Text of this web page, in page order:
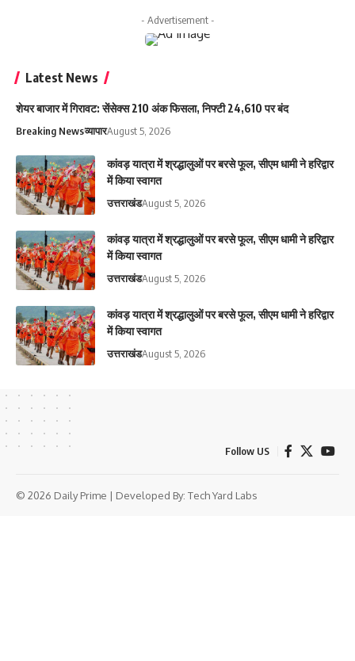
- Advertisement -
Latest News
शेयर बाजार में गिरावट: सेंसेक्स 210 अंक फिसला, निफ्टी 24,610 पर बंद
Breaking Newsव्यापारAugust 5, 2026
कांवड़ यात्रा में श्रद्धालुओं पर बरसे फूल, सीएम धामी ने हरिद्वार
में किया स्वागत
उत्तराखंडAugust 5, 2026
कांवड़ यात्रा में श्रद्धालुओं पर बरसे फूल, सीएम धामी ने हरिद्वार
में किया स्वागत
उत्तराखंडAugust 5, 2026
कांवड़ यात्रा में श्रद्धालुओं पर बरसे फूल, सीएम धामी ने हरिद्वार
में किया स्वागत
उत्तराखंडAugust 5, 2026
Follow US
© 2026 Daily Prime | Developed By: Tech Yard Labs